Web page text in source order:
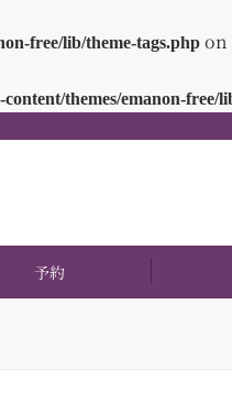
free/lib/theme-tags.php on
themes/emanon-free/
予約